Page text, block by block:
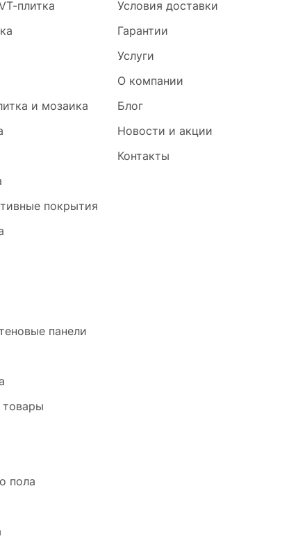
плитка
и мозаика
покрытия
панели
пола
Условия доставки
Гарантии
Услуги
О компании
Блог
Новости и акции
Контакты